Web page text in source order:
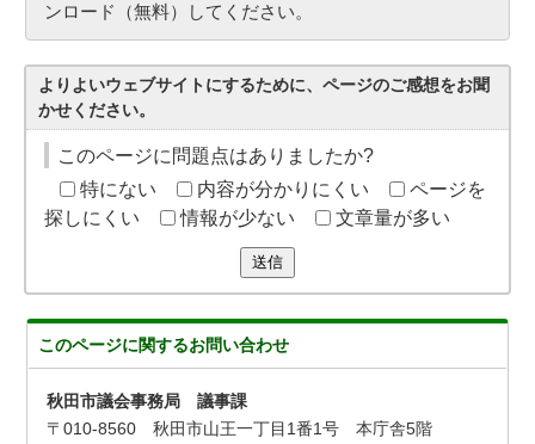
ンロード（無料）してください。
よりよいウェブサイトにするために、ページのご感想をお聞
かせください。
このページに問題点はありましたか?
特にない
内容が分かりにくい
ページを
探しにくい
情報が少ない 文章量が多い
送信
このページに関するお問い合わせ
秋田市議会事務局 議事課
〒010-8560 秋田市山王一丁目1番1号 本庁舎5階